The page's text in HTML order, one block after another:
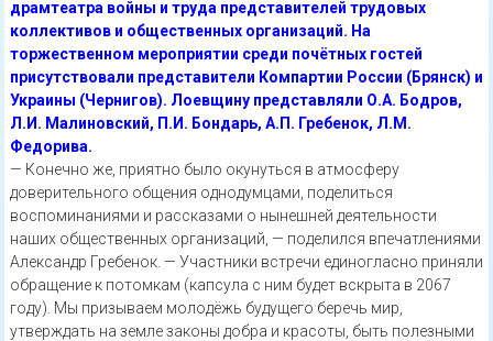
драмтеатра войны и труда представителей трудовых
коллективов и общественных организаций. На
торжественном мероприятии среди почётных гостей
присутствовали представители Компартии России (Брянск) и
Украины (Чернигов). Лоевщину представляли О.А. Бодров,
Л.И. Малиновский, П.И. Бондарь, А.П. Гребенок, Л.М.
Федорива.
— Конечно же, приятно было окунуться в атмосферу
доверительного общения однодумцами, поделиться
воспоминаниями и рассказами о нынешней деятельности
наших общественных организаций, — поделился впечатлениями
Александр Гребенок. — Участники встречи единогласно приняли
обращение к потомкам (капсула с ним будет вскрыта в 2067
году). Мы призываем молодёжь будущего беречь мир,
утверждать на земле законы добра и красоты, быть полезными